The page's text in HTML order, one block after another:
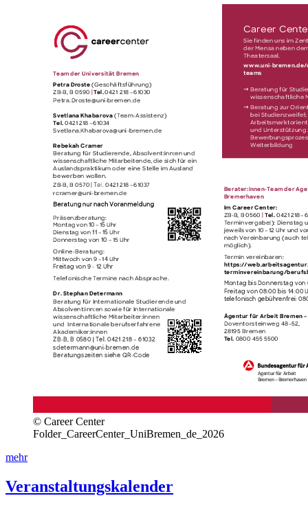
© Career Center
Folder_CareerCenter_UniBremen_de_2026
mehr
Veranstaltungskalender